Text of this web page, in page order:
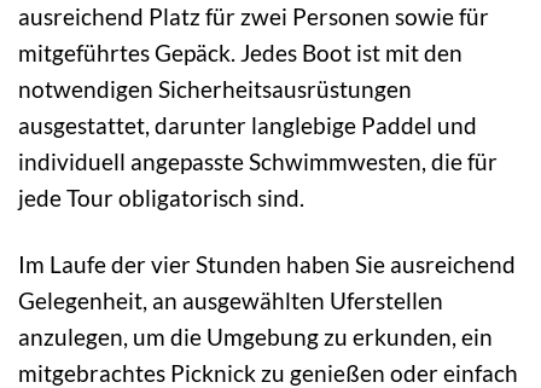
ausreichend Platz für zwei Personen sowie für
mitgeführtes Gepäck. Jedes Boot ist mit den
notwendigen Sicherheitsausrüstungen
ausgestattet, darunter langlebige Paddel und
individuell angepasste Schwimmwesten, die für
jede Tour obligatorisch sind.
Im Laufe der vier Stunden haben Sie ausreichend
Gelegenheit, an ausgewählten Uferstellen
anzulegen, um die Umgebung zu erkunden, ein
mitgebrachtes Picknick zu genießen oder einfach